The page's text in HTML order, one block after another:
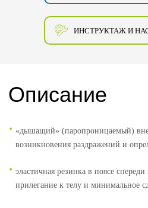
ИНСТРУКТАЖ И
Описание
«дышащий» (паропроницаемый)
возникновения раздражений и
эластичная резинка в поясе
прилегание к телу и минимальное